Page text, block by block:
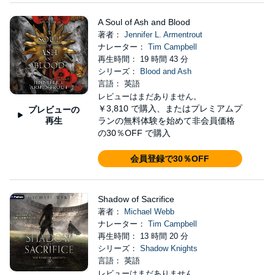
プレビューの
再生
A Soul of Ash and Blood
著者： Jennifer L. Armentrout
ナレーター： Tim Campbell
再生時間： 19 時間 43 分
シリーズ：
Blood and Ash
言語： 英語
レビューはまだありません。
￥3,810 で購入、またはプレミアムプ
ランの無料体験を始めて非会員価格
の30％OFF で購入
会員登録で30％OFF
Shadow of Sacrifice
著者：
Michael Webb
ナレーター： Tim Campbell
再生時間： 13 時間 20 分
シリーズ： Shadow Knights
言語： 英語